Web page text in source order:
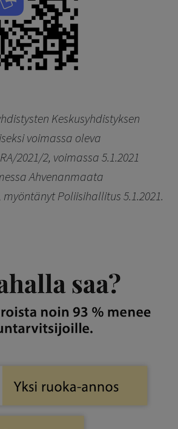
Keskusyhdistyksen
voimassa oleva
2021/2, voimassa 5.1.2021
Ahvenanmaata
Poliisihallitus 5.1.2021.